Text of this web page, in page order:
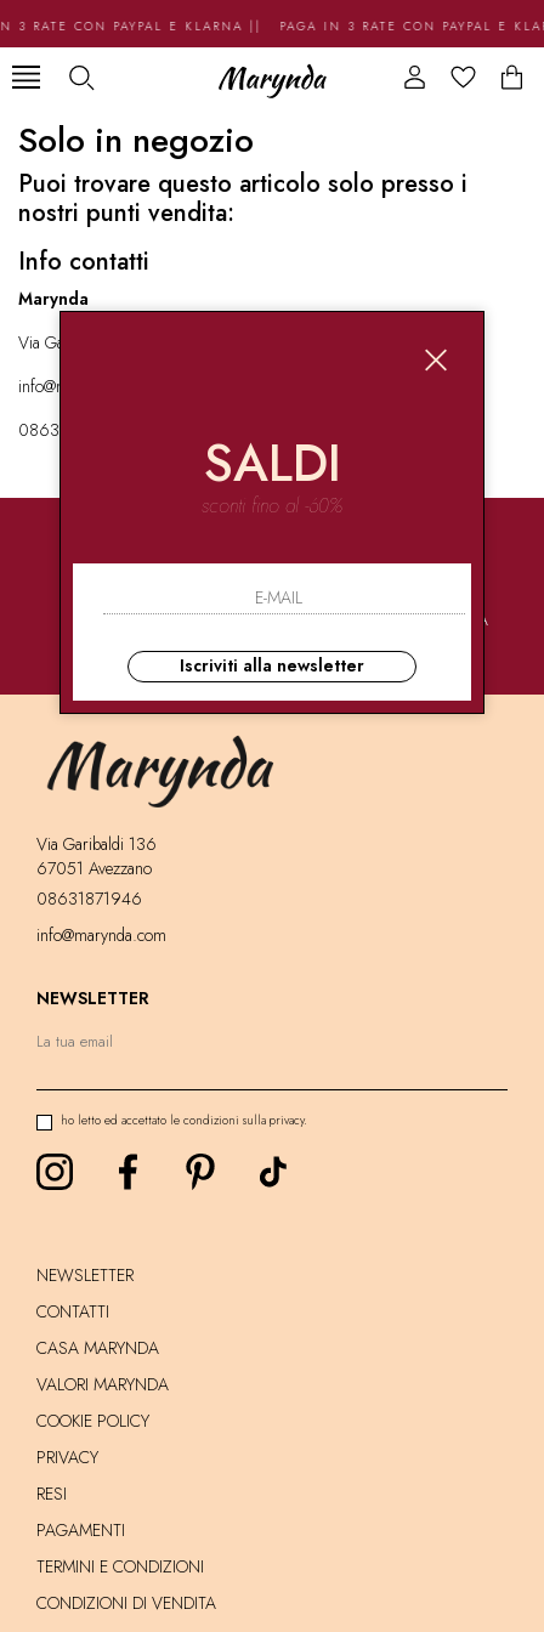
3 RATE CON PAYPAL E KLARNA || PAGA IN 3 RATE CON PAYPAL E
Solo in negozio
Puoi trovare questo articolo solo presso i
nostri punti vendita:
Info contatti
Marynda
Via Garibaldi 136 67051 Avezzano
info@marynda.com
08631871946
PAGAMENTI
CONSEGNE
ULTRA RAPIDE
ASSISTENZA
Via Garibaldi 136
67051 Avezzano
08631871946
info@marynda.com
NEWSLETTER
ho letto ed accettato le condizioni sulla privacy.
NEWSLETTER
CONTATTI
CASA MARYNDA
VALORI MARYNDA
COOKIE POLICY
PRIVACY
RESI
PAGAMENTI
TERMINI E CONDIZIONI
CONDIZIONI DI VENDITA
SALDI
sconti fino al -60%
Iscriviti alla newsletter